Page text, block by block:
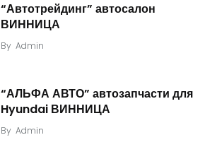
“Автотрейдинг” автосалон
ВИННИЦА
By Admin
“АЛЬФА АВТО” автозапчасти для
Hyundai ВИННИЦА
By Admin